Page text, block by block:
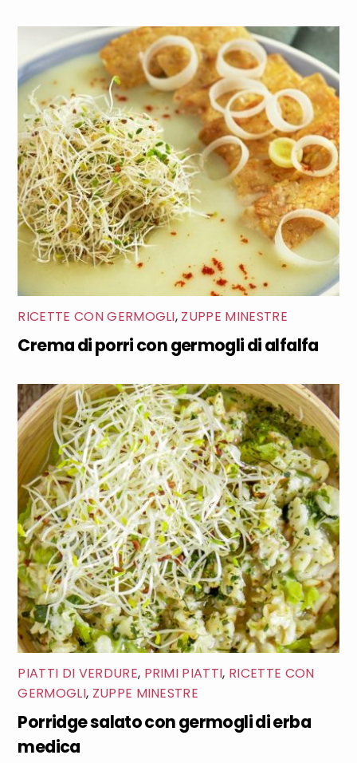
RICETTE CON GERMOGLI, ZUPPE MINESTRE
Crema di porri con germogli di alfalfa
PIATTI DI VERDURE, PRIMI PIATTI, RICETTE CON
GERMOGLI, ZUPPE MINESTRE
Porridge salato con germogli di erba
medica